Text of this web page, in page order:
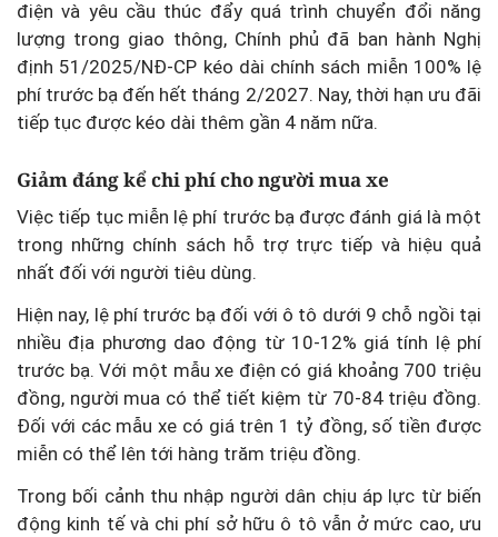
điện và yêu cầu thúc đẩy quá trình chuyển đổi năng
lượng trong giao thông, Chính phủ đã ban hành Nghị
định 51/2025/NĐ-CP kéo dài chính sách miễn 100% lệ
phí trước bạ đến hết tháng 2/2027. Nay, thời hạn ưu đãi
tiếp tục được kéo dài thêm gần 4 năm nữa.
Giảm đáng kể chi phí cho người mua xe
Việc tiếp tục miễn lệ phí trước bạ được đánh giá là một
trong những chính sách hỗ trợ trực tiếp và hiệu quả
nhất đối với người tiêu dùng.
Hiện nay, lệ phí trước bạ đối với ô tô dưới 9 chỗ ngồi tại
nhiều địa phương dao động từ 10-12% giá tính lệ phí
trước bạ. Với một mẫu xe điện có giá khoảng 700 triệu
đồng, người mua có thể tiết kiệm từ 70-84 triệu đồng.
Đối với các mẫu xe có giá trên 1 tỷ đồng, số tiền được
miễn có thể lên tới hàng trăm triệu đồng.
Trong bối cảnh thu nhập người dân chịu áp lực từ biến
động kinh tế và chi phí sở hữu ô tô vẫn ở mức cao, ưu